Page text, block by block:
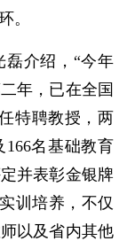
。
磊介绍，“今年
年，已在全国
特聘教授，两
166名基础教育
并表彰金银牌
训培养，不仅
以及省内其他